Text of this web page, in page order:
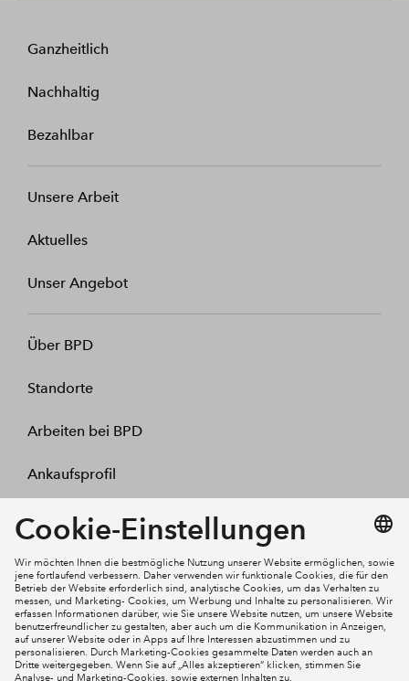
Ganzheitlich
Nachhaltig
Bezahlbar
Unsere Arbeit
Aktuelles
Unser Angebot
Über BPD
Standorte
Arbeiten bei BPD
Ankaufsprofil
Kontakt
Mein Konto
Social Media